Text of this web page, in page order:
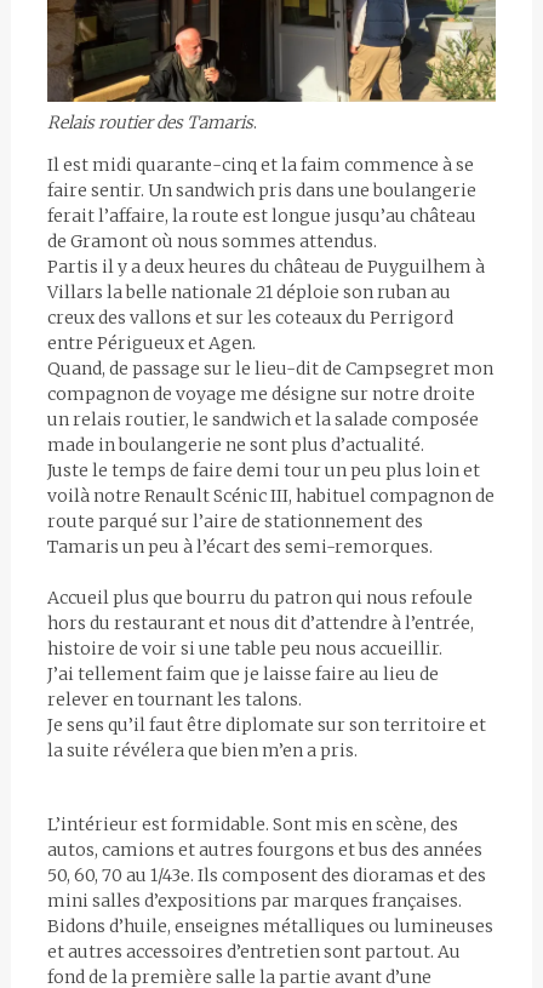
Relais routier des Tamaris.
Il est midi quarante-cinq et la faim commence à se
faire sentir. Un sandwich pris dans une boulangerie
ferait l’affaire, la route est longue jusqu’au château
de Gramont où nous sommes attendus.
Partis il y a deux heures du château de Puyguilhem à
Villars la belle nationale 21 déploie son ruban au
creux des vallons et sur les coteaux du Perrigord
entre Périgueux et Agen.
Quand, de passage sur le lieu-dit de Campsegret mon
compagnon de voyage me désigne sur notre droite
un relais routier, le sandwich et la salade composée
made in boulangerie ne sont plus d’actualité.
Juste le temps de faire demi tour un peu plus loin et
voilà notre Renault Scénic III, habituel compagnon de
route parqué sur l’aire de stationnement des
Tamaris un peu à l’écart des semi-remorques.
Accueil plus que bourru du patron qui nous refoule
hors du restaurant et nous dit d’attendre à l’entrée,
histoire de voir si une table peu nous accueillir.
J’ai tellement faim que je laisse faire au lieu de
relever en tournant les talons.
Je sens qu’il faut être diplomate sur son territoire et
la suite révélera que bien m’en a pris.
L’intérieur est formidable. Sont mis en scène, des
autos, camions et autres fourgons et bus des années
50, 60, 70 au 1/43e. Ils composent des dioramas et des
mini salles d’expositions par marques françaises.
Bidons d’huile, enseignes métalliques ou lumineuses
et autres accessoires d’entretien sont partout. Au
fond de la première salle la partie avant d’une